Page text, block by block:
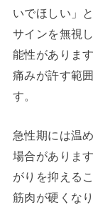
いでほしい」
サインを無視
能性がありま
痛みが許す範
す。
急性期には温
場合がありま
がりを抑える
筋肉が硬くな